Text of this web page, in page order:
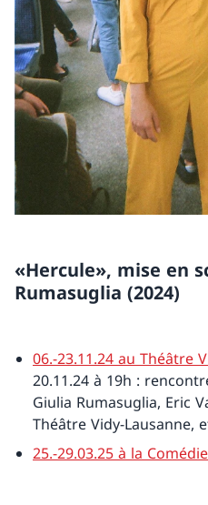
«Hercule», mise en
Rumasuglia (2024)
06.-23.11.24 au Théâtre
20.11.24 à 19h :
Giulia Rumasuglia, Eric
Théâtre Vidy-Lausanne,
25.-29.03.25 à la